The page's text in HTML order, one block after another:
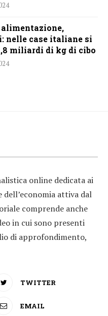
nelle case italiane si
miliardi di kg di cibo
online dedicata ai
dell’economia attiva dal
comprende anche
in cui sono presenti
di approfondimento,
TWITTER
EMAIL